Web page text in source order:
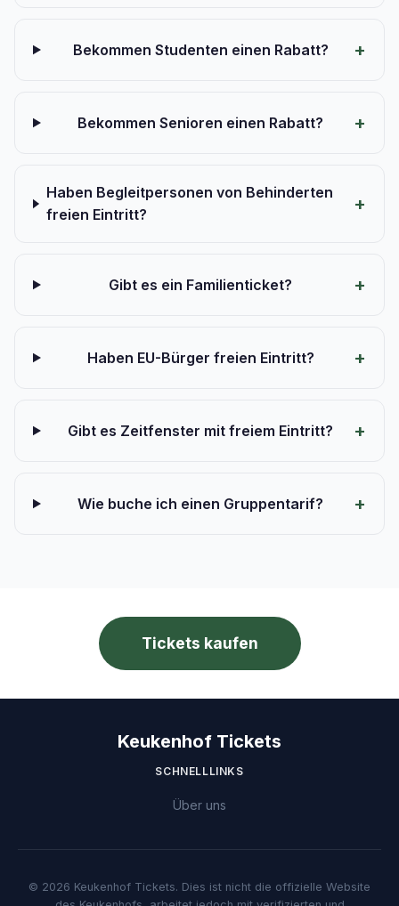
Bekommen Studenten einen Rabatt?
Bekommen Senioren einen Rabatt?
Haben Begleitpersonen von Behinderten
freien Eintritt?
Gibt es ein Familienticket?
Haben EU-Bürger freien Eintritt?
Gibt es Zeitfenster mit freiem Eintritt?
Wie buche ich einen Gruppentarif?
Tickets kaufen
Keukenhof Tickets
SCHNELLLINKS
Über uns
© 2026 Keukenhof Tickets. Dies ist nicht die offizielle Website